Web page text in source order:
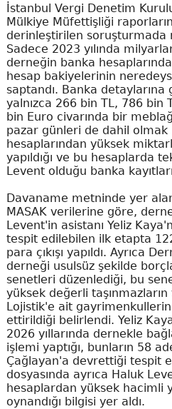
İstanbul Vergi Denetim
Mülkiye Müfettişliği
derinleştirilen soruşturmada
Sadece 2023 yılında
derneğin banka
hesap bakiyelerinin
saptandı. Banka
yalnızca 266 bin TL, 786 bin
bin Euro civarında bir
pazar günleri de dahil olmak
hesaplarından yüksek
yapıldığı ve bu hesaplarda
Levent olduğu banka
Davaname metninde yer
MASAK verilerine göre,
Levent'in asistanı Yeliz
tespit edilebilen ilk etapta
para çıkışı yapıldı. Ayrıca
derneği usulsüz şekilde
senetleri düzenlediği, bu
yüksek değerli
Lojistik'e ait gayrimenkullerin
ettirildiği belirlendi. Yeliz
2026 yıllarında dernekle
işlemi yaptığı, bunların 58
Çağlayan'a devrettiği tespit
dosyasında ayrıca Haluk
hesaplardan yüksek hacimli
oynandığı bilgisi yer aldı.